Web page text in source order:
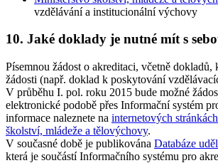
vzdělávání a institucionální výchovy
10. Jaké doklady je nutné mít s
Písemnou žádost o akreditaci, včetně
žádosti (např. doklad k poskytování
V průběhu I. pol. roku 2015 bude možné
elektronické podobě přes Informační systém
informace naleznete na internetových
školství, mládeže a tělovýchovy.
V současné době je publikována Databáze
která je součástí Informačního systému pro